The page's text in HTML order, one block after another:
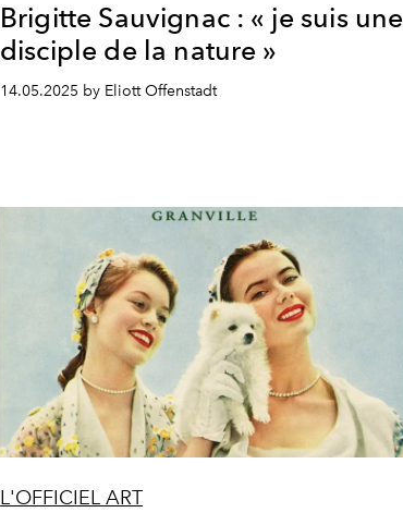
Brigitte Sauvignac : « je suis une
disciple de la nature »
14.05.2025 by Eliott Offenstadt
L'OFFICIEL ART